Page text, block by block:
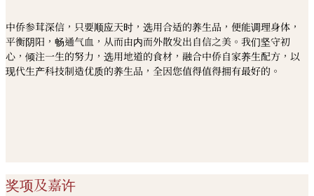
中侨参茸深信，只要顺应天时，选用合适的养生品，便能调理身体，
平衡阴阳，畅通气血，从而由内而外散发出自信之美。我们坚守初
心，倾注一生的努力，选用地道的食材，融合中侨自家养生配方，以
现代生产科技制造优质的养生品，全因您值得值得拥有最好的。
奖项及嘉许